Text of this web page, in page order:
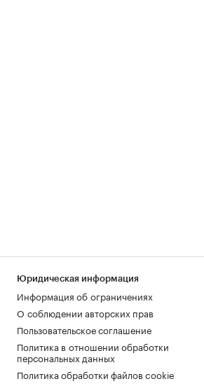
Юридическая информация
Информация об ограничениях
О соблюдении авторских прав
Пользовательское соглашение
Политика в отношении обработки
персональных данных
Политика обработки файлов cookie